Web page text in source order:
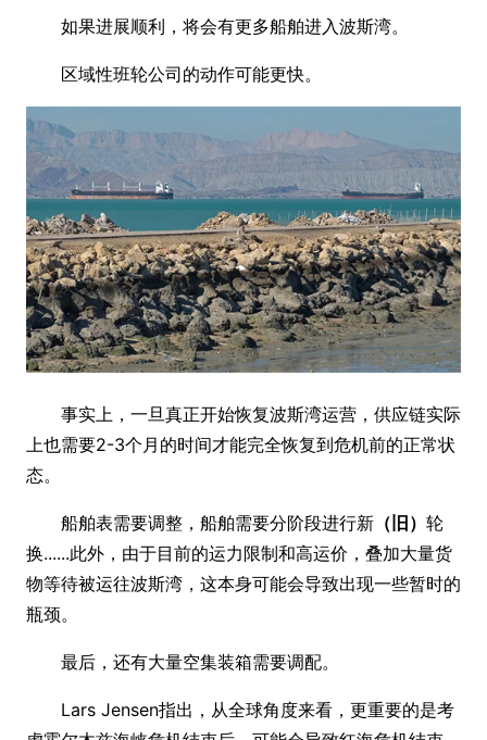
如果进展顺利，将会有更多船舶进入波斯湾。
区域性班轮公司的动作可能更快。
事实上，一旦真正开始恢复波斯湾运营，供应链实际
上也需要2-3个月的时间才能完全恢复到危机前的正常状
态。
船舶表需要调整，船舶需要分阶段进行新 （旧） 轮
换......此外，由于目前的运力限制和高运价，叠加大量货
物等待被运往波斯湾，这本身可能会导致出现一些暂时的
瓶颈。
最后，还有大量空集装箱需要调配。
Lars Jensen指出，从全球角度来看，更重要的是考